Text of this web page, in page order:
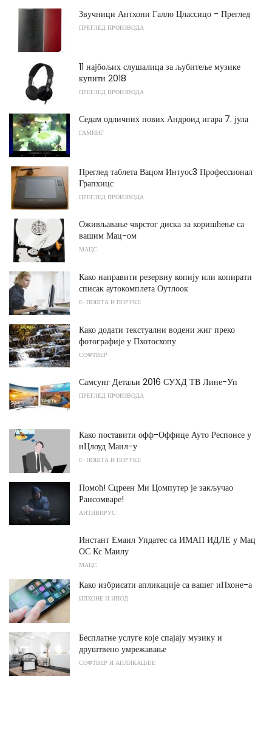
Звучници Антхони Галло Цлассицо - Преглед
ПРЕГЛЕД ПРОИЗВОДА
11 најбољих слушалица за љубитеље музике
купити 2018
ПРЕГЛЕД ПРОИЗВОДА
Седам одличних нових Андроид игара 7. јула
ГАМИНГ
Преглед таблета Вацом Интуос3 Профессионал
Грапхицс
ПРЕГЛЕД ПРОИЗВОДА
Оживљавање чврстог диска за коришћење са
вашим Мац-ом
МАЦС
Како направити резервну копију или копирати
списак аутокомплета Оутлоок
Е-ПОШТА И ПОРУКЕ
Како додати текстуални водени жиг преко
фотографије у Пхотосхопу
СОФТВЕР
Самсунг Детаљи 2016 СУХД ТВ Лине-Уп
ПРЕГЛЕД ПРОИЗВОДА
Како поставити офф-Оффице Ауто Респонсе у
иЦлоуд Маил-у
Е-ПОШТА И ПОРУКЕ
Помоћ! Сцреен Ми Цомпутер је закључао
Рансомваре!
АНТИВИРУС
Инстант Емаил Упдатес са ИМАП ИДЛЕ у Мац
ОС Кс Маилу
МАЦС
Како избрисати апликације са вашег иПхоне-а
ИПХОНЕ И ИПОД
Бесплатне услуге које спајају музику и
друштвено умрежавање
СОФТВЕР И АПЛИКАЦИЈЕ